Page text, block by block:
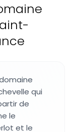
qui
de
le
et le